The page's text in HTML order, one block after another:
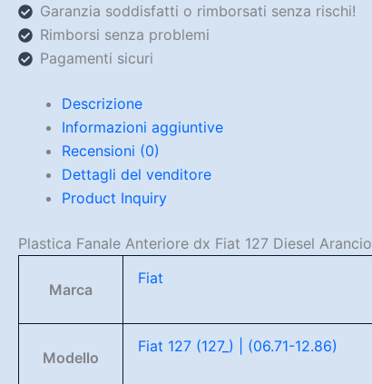
Garanzia soddisfatti o rimborsati senza rischi!
Rimborsi senza problemi
Pagamenti sicuri
Descrizione
Informazioni aggiuntive
Recensioni (0)
Dettagli del venditore
Product Inquiry
Plastica Fanale Anteriore dx Fiat 127 Diesel Arancio
Marca
Fiat
Modello
Fiat 127 (127_) | (06.71-12.86)